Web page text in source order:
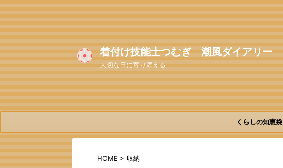
着付け技能士つむぎ 潮風ダイアリー
大切な日に寄り添える
くらしの知恵袋
HOME > 収納